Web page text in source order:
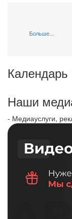
Больше...
Наши
- Медиауслуги,